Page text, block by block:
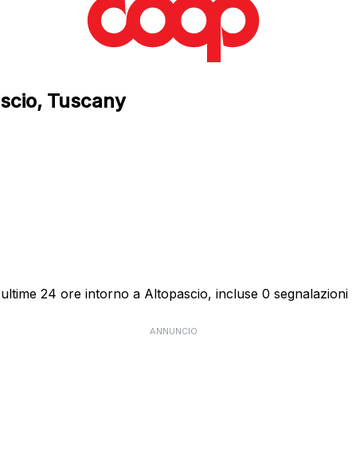
Tuscany
24 ore intorno a Altopascio, incluse 0 segnalazioni
ANNUNCIO